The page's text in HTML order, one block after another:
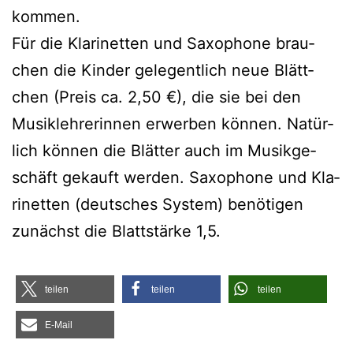
kommen.
Für die Kla­ri­net­ten und Saxo­pho­ne brau­
chen die Kin­der gele­gent­lich neue Blätt­
chen (Preis ca. 2,50 €), die sie bei den
Musik­leh­re­rin­nen erwer­ben kön­nen. Natür­
lich kön­nen die Blät­ter auch im Musik­ge­
schäft gekauft wer­den. Saxo­pho­ne und Kla­
ri­net­ten (deut­sches Sys­tem) benö­ti­gen
zunächst die Blatt­stär­ke 1,5.
tei­len tei­len tei­len
E‑Mail